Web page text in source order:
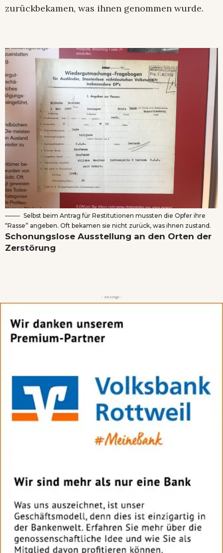
zurückbekamen, was ihnen genommen wurde.
Selbst beim Antrag für Restitutionen mussten die Opfer ihre
“Rasse” angeben. Oft bekamen sie nicht zurück, was ihnen zustand.
Schonungslose Ausstellung an den Orten der
Zerstörung
- Anzeige -